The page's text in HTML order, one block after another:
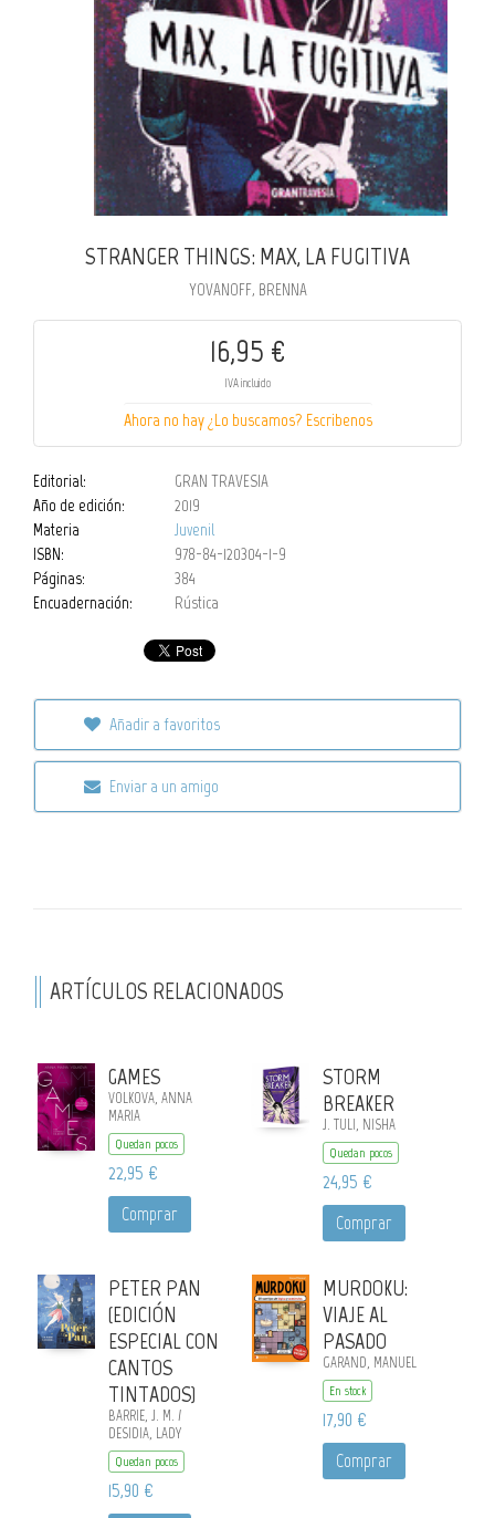
STRANGER THINGS: MAX, LA FUGITIVA
YOVANOFF, BRENNA
16,95 €
IVA incluido
Ahora no hay ¿Lo buscamos? Escribenos
Editorial:
GRAN TRAVESIA
Año de edición:
2019
Materia
Juvenil
ISBN:
978-84-120304-1-9
Páginas:
384
Encuadernación:
Rústica
Añadir a favoritos
Enviar a un amigo
ARTÍCULOS RELACIONADOS
GAMES
VOLKOVA, ANNA
MARIA
Quedan pocos
22,95 €
Comprar
STORM
BREAKER
J. TULI, NISHA
Quedan pocos
24,95 €
Comprar
PETER PAN
(EDICIÓN
ESPECIAL CON
CANTOS
TINTADOS)
BARRIE, J. M. /
DESIDIA, LADY
Quedan pocos
15,90 €
MURDOKU:
VIAJE AL
PASADO
GARAND, MANUEL
En stock
17,90 €
Comprar